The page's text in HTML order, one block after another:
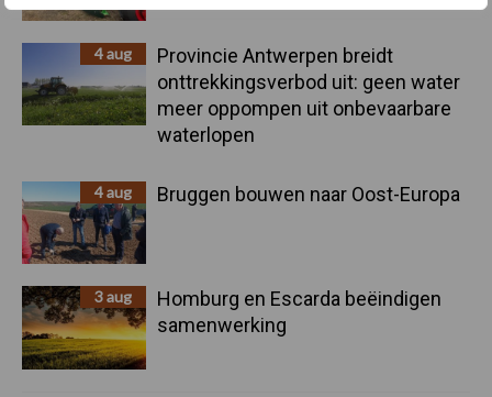
4 aug
Provincie Antwerpen breidt
onttrekkingsverbod uit: geen water
meer oppompen uit onbevaarbare
waterlopen
4 aug Bruggen bouwen naar Oost-Europa
3 aug
Homburg en Escarda beëindigen
samenwerking